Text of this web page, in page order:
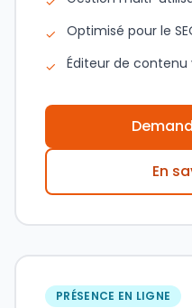
✓
Optimisé pour le
✓
Éditeur de contenu
En
PRÉSENCE EN LIGNE